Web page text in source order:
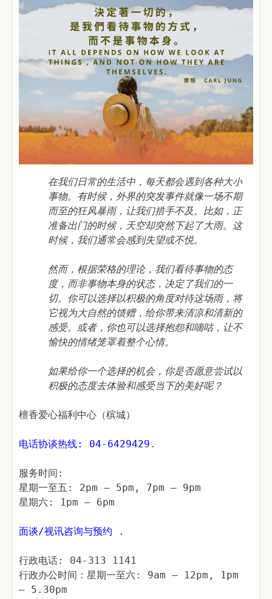
在我们日常的生活中，每天都会遇到各种大小
事物。有时候，外界的突发事件就像一场不期
而至的狂风暴雨，让我们措手不及。比如，正
准备出门的时候，天空却突然下起了大雨。这
时候，我们通常会感到失望或不悦。
然而，根据荣格的理论，我们看待事物的态
度，而非事物本身的状态，决定了我们的一
切。你可以选择以积极的角度对待这场雨，将
它视为大自然的馈赠，给你带来清凉和清新的
感受。或者，你也可以选择抱怨和嘀咕，让不
愉快的情绪笼罩着整个心情。
如果给你一个选择的机会，你是否愿意尝试以
积极的态度去体验和感受当下的美好呢？
檀香爱心福利中心（槟城）
电话协谈热线: 04-6429429 .
服务时间:
星期一至五: 2pm – 5pm, 7pm – 9pm
星期六: 1pm – 6pm
面谈/视讯咨询与预约 .
行政电话: 04-313 1141
行政办公时间：星期一至六: 9am – 12pm, 1pm
– 5.30pm